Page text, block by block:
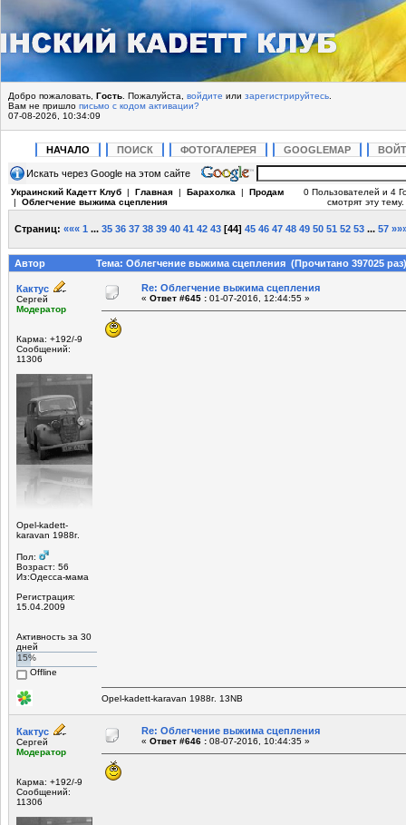
Добро пожаловать, Гость . Пожалуйста, войдите или зарегистрируйтесь
Вам не пришло письмо с кодом активации?
07-08-2026, 10:34:09
НАЧАЛО ПОИСК ФОТОГАЛЕРЕЯ GOOGLEMAP
Искать через Google на этом сайте
Украинский Кадетт Клуб | Главная | Барахолка | Продам
| Облегчение выжима сцепления
0 Пользователей и 4
смотрят эту тему.
Страниц: ««« 1 ... 35 36 37 38 39 40 41 42 43 [44] 45 46 47 48 49 50 51 52 53 ... 57
Автор Тема: Облегчение выжима сцепления (Прочитано 397025 раз)
Кактус
Сергей
Модератор
Карма: +192/-9
Сообщений:
11306
Opel-kadett-
karavan 1988г.
Пол:
Возраст: 56
Из:Одесса-мама
Регистрация:
15.04.2009
Активность за 30
дней
15%
Offline
Re: Облегчение выжима сцепления
« Ответ #645 : 01-07-2016, 12:44:55 »
Opel-kadett-karavan 1988г. 13NB
Кактус
Сергей
Модератор
Карма: +192/-9
Сообщений:
11306
Re: Облегчение выжима сцепления
« Ответ #646 : 08-07-2016, 10:44:35 »